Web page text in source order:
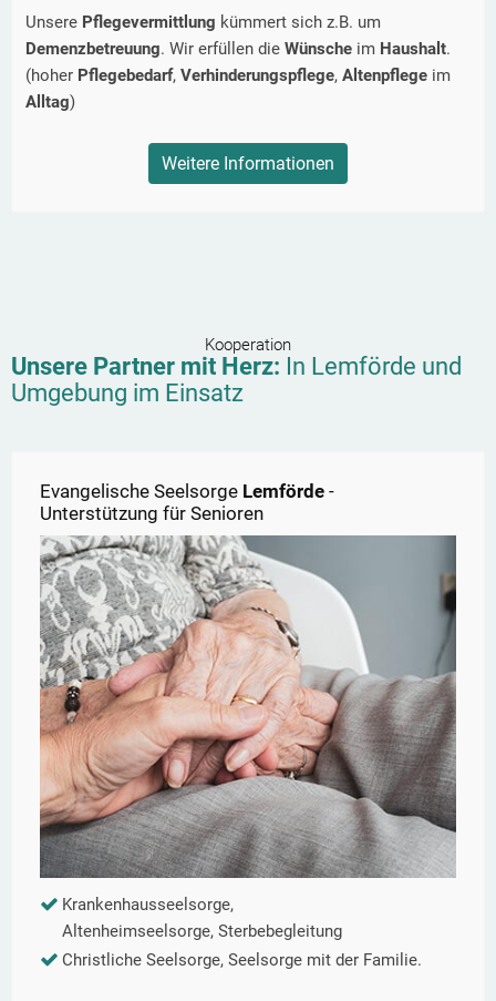
Unsere Pflegevermittlung kümmert sich z.B. um
Demenzbetreuung. Wir erfüllen die Wünsche im Haushalt.
(hoher Pflegebedarf, Verhinderungspflege, Altenpflege im
Alltag)
Weitere Informationen
Kooperation
Unsere Partner mit Herz: In Lemförde und
Umgebung im Einsatz
Evangelische Seelsorge Lemförde -
Unterstützung für Senioren
Krankenhausseelsorge,
Altenheimseelsorge, Sterbebegleitung
Christliche Seelsorge, Seelsorge mit der Familie.